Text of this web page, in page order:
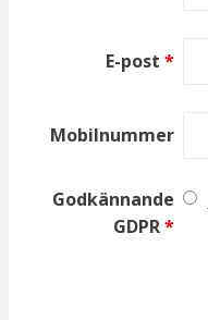
E-post*
Mobilnummer
Godkännande
GDPR*